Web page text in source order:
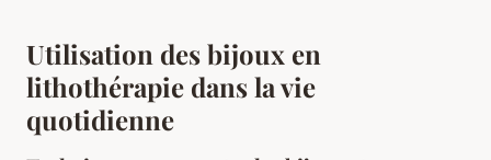
Utilisation des bijoux en
lithothérapie dans la vie
quotidienne